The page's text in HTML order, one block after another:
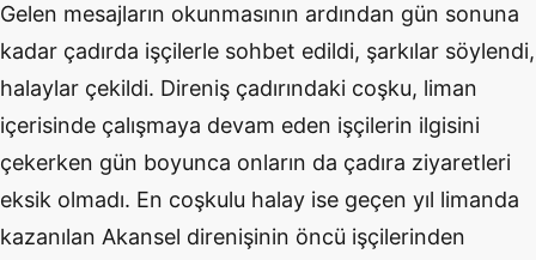
Gelen mesajların okunmasının ardından gün sonuna
kadar çadırda işçilerle sohbet edildi, şarkılar söylendi,
halaylar çekildi. Direniş çadırındaki coşku, liman
içerisinde çalışmaya devam eden işçilerin ilgisini
çekerken gün boyunca onların da çadıra ziyaretleri
eksik olmadı. En coşkulu halay ise geçen yıl limanda
kazanılan Akansel direnişinin öncü işçilerinden